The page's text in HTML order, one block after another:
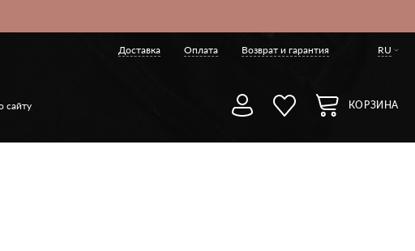
Доставка Оплата Возврат и гарантия RU
КОРЗИНА